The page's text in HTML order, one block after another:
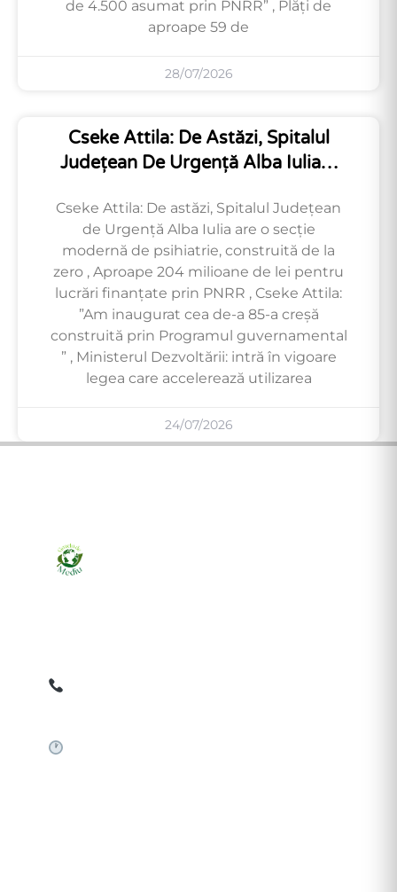
de 4.500 asumat prin PNRR” , Plăți de
aproape 59 de
28/07/2026
Cseke Attila: De Astăzi, Spitalul
Județean De Urgență Alba Iulia…
Cseke Attila: De astăzi, Spitalul Județean
de Urgență Alba Iulia are o secție
modernă de psihiatrie, construită de la
zero , Aproape 204 milioane de lei pentru
lucrări finanțate prin PNRR , Cseke Attila:
”Am inaugurat cea de-a 85-a creșă
construită prin Programul guvernamental
” , Ministerul Dezvoltării: intră în vigoare
legea care accelerează utilizarea
24/07/2026